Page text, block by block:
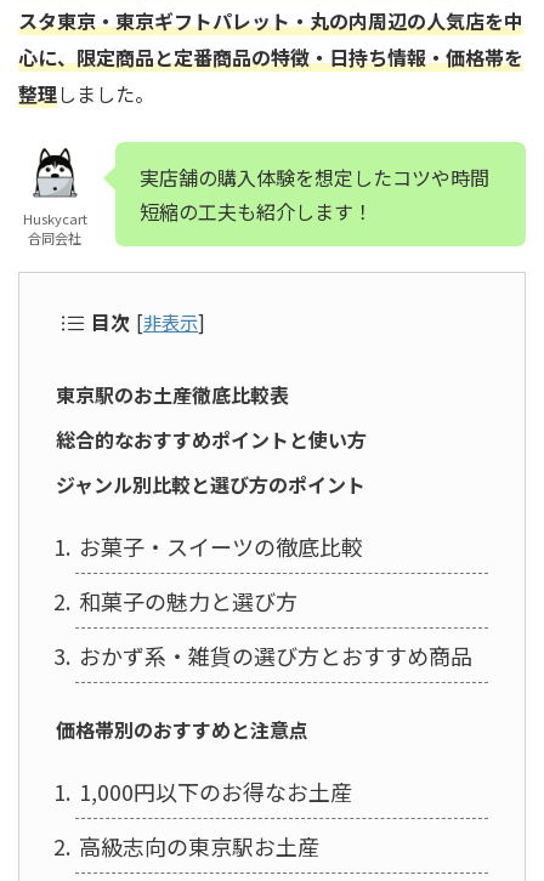
スタ東京・東京ギフトパレット・丸の内周辺の人気店を中
心に、限定商品と定番商品の特徴・日持ち情報・価格帯を
整理しました。
Huskycart
合同会社
実店舗の購入体験を想定したコツや時間
短縮の工夫も紹介します！
目次 [非表示]
東京駅のお土産徹底比較表
総合的なおすすめポイントと使い方
ジャンル別比較と選び方のポイント
お菓子・スイーツの徹底比較
和菓子の魅力と選び方
おかず系・雑貨の選び方とおすすめ商品
価格帯別のおすすめと注意点
1,000円以下のお得なお土産
高級志向の東京駅お土産